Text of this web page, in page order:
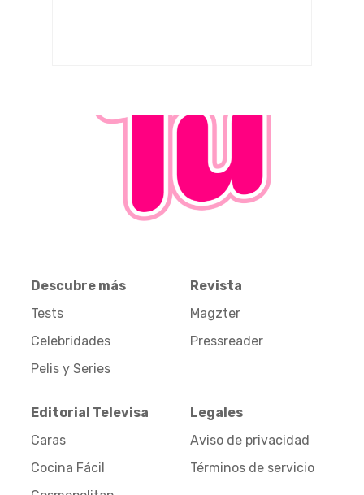
Descubre más
Tests
Celebridades
Pelis y Series
Revista
Magzter
Pressreader
Editorial Televisa
Caras
Cocina Fácil
Legales
Aviso de privacidad
Términos de servicio